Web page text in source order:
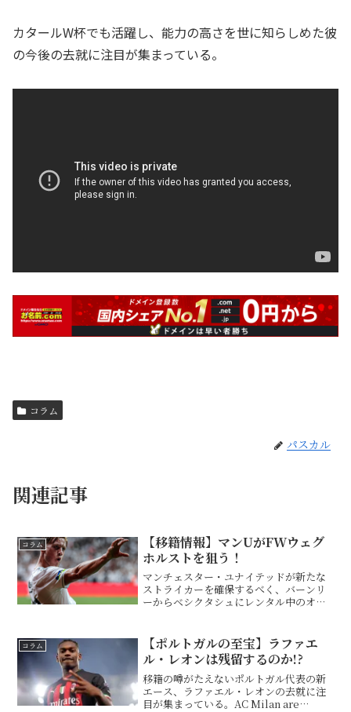
カタールW杯でも活躍し、能力の高さを世に知らしめた彼
の今後の去就に注目が集まっている。
コラム
パスカル
関連記事
コラム
【移籍情報】マンUがFWウェグ
ホルストを狙う！
マンチェスター・ユナイテッドが新たな
ストライカーを確保するべく、バーンリ
ーからベシクタシュにレンタル中のオラ
Manchester United are in talks...
コラム
【ポルトガルの至宝】ラファエ
ル・レオンは残留するのか!?
移籍の噂がたえないポルトガル代表の新
エース、ラファエル・レオンの去就に注
目が集まっている。AC Milan are